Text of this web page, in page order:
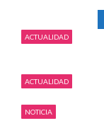
Recientes
ACTUALIDAD
ACTUALIDAD
NOTICIA